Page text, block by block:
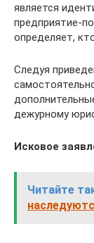
является
предприятие-
определяет,
Следуя
дежурному
Исковое
Читайте